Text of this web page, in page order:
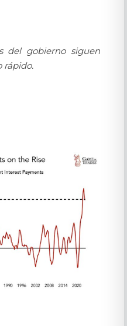
del gobierno siguen
rápido.